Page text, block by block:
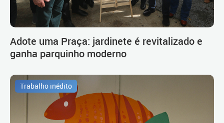
Adote uma Praça: jardinete é revitalizado e
ganha parquinho moderno
Trabalho inédito